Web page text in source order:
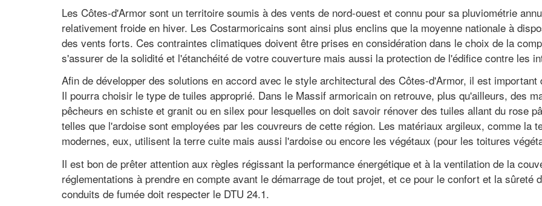
Les Côtes-d'Armor sont un territoire soumis à des vents de nord-ouest et connu pour sa pluviométrie
relativement froide en hiver. Les Costarmoricains sont ainsi plus enclins que la moyenne nationale à
des vents forts. Ces contraintes climatiques doivent être prises en considération dans le choix de la
s'assurer de la solidité et l'étanchéité de votre couverture mais aussi la protection de l'édifice contre les
Afin de développer des solutions en accord avec le style architectural des Côtes-d'Armor, il est
Il pourra choisir le type de tuiles approprié. Dans le Massif armoricain on retrouve, plus qu'ailleurs, des
pêcheurs en schiste et granit ou en silex pour lesquelles on doit savoir rénover des tuiles allant du rose
telles que l'ardoise sont employées par les couvreurs de cette région. Les matériaux argileux, comme la
modernes, eux, utilisent la terre cuite mais aussi l'ardoise ou encore les végétaux (pour les toitures
Il est bon de prêter attention aux règles régissant la performance énergétique et à la ventilation de la
réglementations à prendre en compte avant le démarrage de tout projet, et ce pour le confort et la sûreté
conduits de fumée doit respecter le DTU 24.1.